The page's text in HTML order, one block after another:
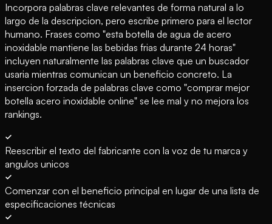
Incorpora palabras clave relevantes de forma natural a lo
largo de la descripcion, pero escribe primero para el lector
humano. Frases como "esta botella de agua de acero
inoxidable mantiene las bebidas frias durante 24 horas"
incluyen naturalmente las palabras clave que un buscador
usaria mientras comunican un beneficio concreto. La
insercion forzada de palabras clave como "comprar mejor
botella acero inoxidable online" se lee mal y no mejora los
rankings.
Reescribir el texto del fabricante con la voz de tu marca y
angulos unicos
Comenzar con el beneficio principal en lugar de una lista de
especificaciones técnicas